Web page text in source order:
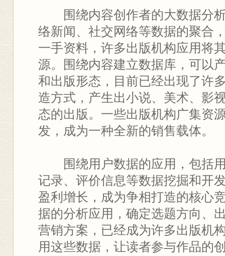
围绕内容创作者的大数据分析
络新闻、社交网络等数据的聚合
一手资料，许多出版机构应用将
源。围绕内容建立数据库，可以
和出版形态，目前已经出现了许
造方式，产生出小说、美术、影
态的出版。一些出版机构广集资
发，成为一种全新的销售载体。
围绕用户数据的应用，包括用
记录、评价信息等数据挖掘和开
盈利增长，成为争相打造的核心
据的分析应用，确定选题方向、
营销方案，已经成为许多出版机
用这些数据，让读者参与作品的